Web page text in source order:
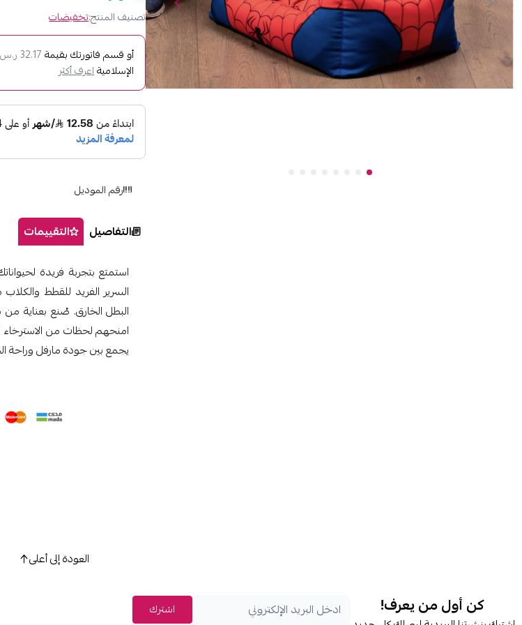
تصنيف المنتج:تخفيضات
أو قسم فاتورتك بقيمة 32.17 ر.س
الإسلاميةاعرف أكثر
رقم الموديل
التفاصيل التقييمات
استمتع بتجربة فريدة
السرير الفريد للقطط
البطل الخارق. صُنع بعناية
امنحهم لحظات من الاسترخاء
يجمع بين جودة مارفل وراحة
العودة إلى أعلى
كن أول من يعرف! اشترك